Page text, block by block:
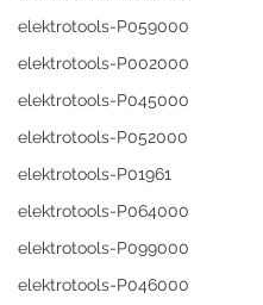
elektrotools-P059000
elektrotools-P002000
elektrotools-P045000
elektrotools-P052000
elektrotools-P01961
elektrotools-P064000
elektrotools-P099000
elektrotools-P046000